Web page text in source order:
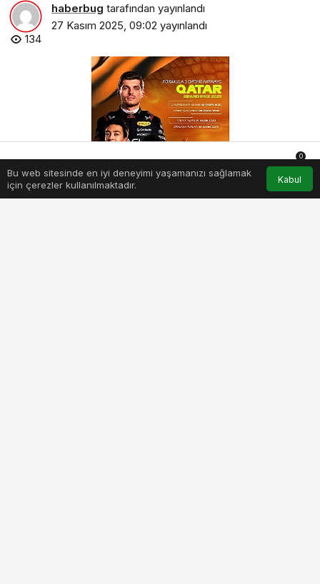
haberbug tarafından yayınlandı
27 Kasım 2025, 09:02 yayınlandı
134
Bu web sitesinde en iyi deneyimi yaşamanızı sağlamak
için çerezler kullanılmaktadır.
Kabul
Anasayfa Akış Hesabım Bildirimler
0